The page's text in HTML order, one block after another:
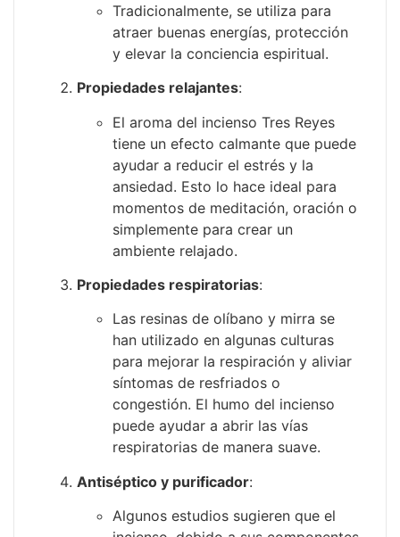
Tradicionalmente, se utiliza para
atraer buenas energías, protección
y elevar la conciencia espiritual.
Propiedades relajantes:
El aroma del incienso Tres Reyes
tiene un efecto calmante que puede
ayudar a reducir el estrés y la
ansiedad. Esto lo hace ideal para
momentos de meditación, oración o
simplemente para crear un
ambiente relajado.
Propiedades respiratorias:
Las resinas de olíbano y mirra se
han utilizado en algunas culturas
para mejorar la respiración y aliviar
síntomas de resfriados o
congestión. El humo del incienso
puede ayudar a abrir las vías
respiratorias de manera suave.
Antiséptico y purificador:
Algunos estudios sugieren que el